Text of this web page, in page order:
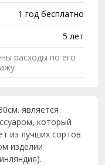
1 год бесплатно
5 лет
расходы по его
является
который
из лучших сортов
изделии